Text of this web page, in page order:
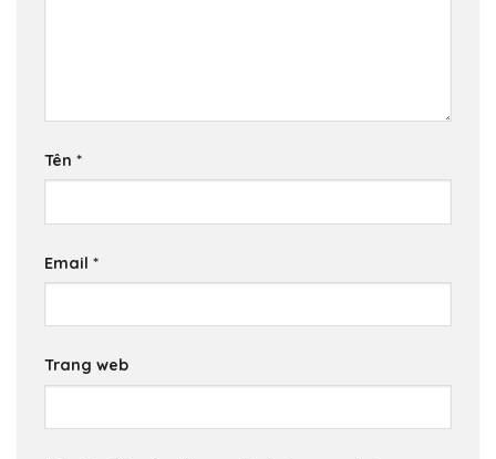
Tên *
Email *
Trang web